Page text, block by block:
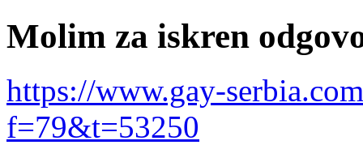
Molim za iskren
https://www.gay-
f=79&t=53250